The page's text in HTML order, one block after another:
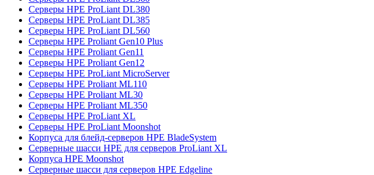
Серверы HPE ProLiant DL380
Серверы HPE ProLiant DL385
Серверы HPE ProLiant DL560
Серверы HPE Proliant Gen10 Plus
Серверы HPE Proliant Gen11
Серверы HPE Proliant Gen12
Серверы HPE ProLiant MicroServer
Серверы HPE Proliant ML110
Серверы HPE Proliant ML30
Серверы HPE Proliant ML350
Серверы HPE ProLiant XL
Серверы HPE ProLiant Moonshot
Корпуса для блейд-серверов HPE BladeSystem
Серверные шасси HPE для серверов ProLiant XL
Корпуса HPE Moonshot
Серверные шасси для серверов HPE Edgeline